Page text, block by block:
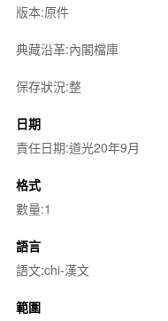
版本:原件
典藏沿革:內閣檔庫
保存狀況:整
日期
責任日期:道光20年9月
格式
數量:1
語言
語文:chi-漢文
範圍